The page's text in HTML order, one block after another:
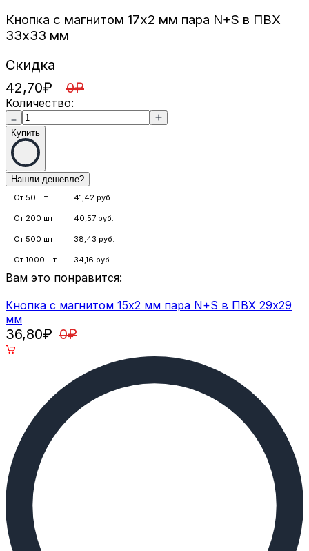
Кнопка с магнитом 17х2 мм пара N+S в ПВХ
33х33 мм
42,70₽ 0₽
Скидка
Количество:
Купить
От 50 шт. 41,42 руб.
От 200 шт. 40,57 руб.
От 500 шт. 38,43 руб.
От 1000 шт. 34,16 руб.
Вам это понравится:
Кнопка с магнитом 15х2 мм пара N+S в ПВХ 29х29
мм
36,80₽ 0₽